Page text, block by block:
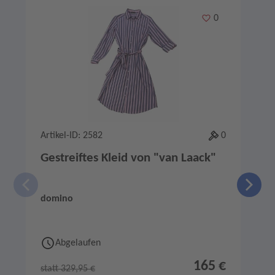
Merken
0
Artikel-ID: 2582 0
Gestreiftes Kleid von "van Laack"
domino
Abgelaufen
statt 329,95 € 165 €